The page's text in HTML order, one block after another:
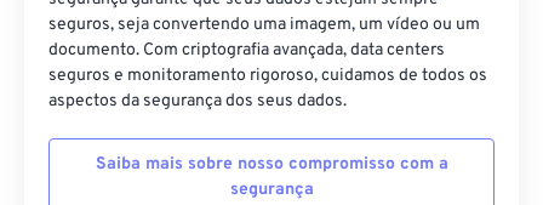
seguros, seja convertendo uma imagem, um vídeo ou um
documento. Com criptografia avançada, data centers
seguros e monitoramento rigoroso, cuidamos de todos os
aspectos da segurança dos seus dados.
Saiba mais sobre nosso compromisso com a
segurança